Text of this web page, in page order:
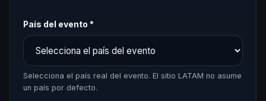
País del evento *
Selecciona el país real del evento. El sitio LATAM no asume
un país por defecto.